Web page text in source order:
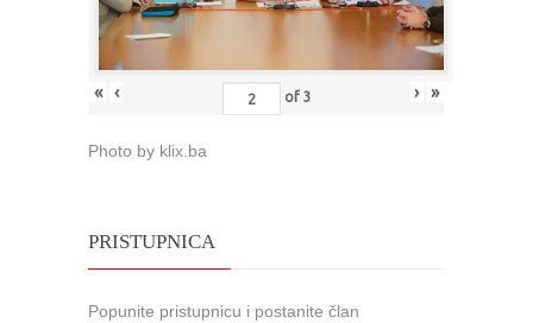
« ‹ of 3 › »
Photo by klix.ba
PRISTUPNICA
Popunite pristupnicu i postanite član